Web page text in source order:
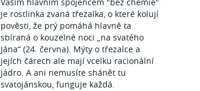
Vaším hlavním spojencem "bez chemie"
je rostlinka zvaná třezalka, o které kolují
pověsti, že prý pomáhá hlavně ta
sbíraná o kouzelné noci „na svatého
Jána“ (24. června). Mýty o třezalce a
jejích čárech ale mají vcelku racionální
jádro. A ani nemusíte shánět tu
svatojánskou, funguje každá.